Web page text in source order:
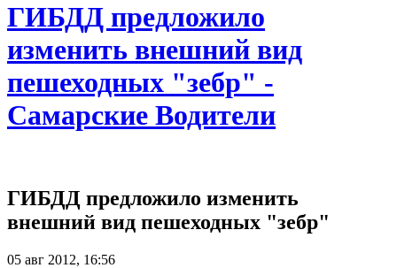
ГИБДД предложило
изменить внешний вид
пешеходных "зебр" -
Самарские Водители
ГИБДД предложило изменить
внешний вид пешеходных "зебр"
05 авг 2012, 16:56